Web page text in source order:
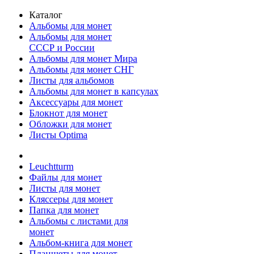
Каталог
Альбомы для монет
Альбомы для монет
СССР и России
Альбомы для монет Мира
Альбомы для монет СНГ
Листы для альбомов
Альбомы для монет в капсулах
Аксессуары для монет
Блокнот для монет
Обложки для монет
Листы Optima
Leuchtturm
Файлы для монет
Листы для монет
Кляссеры для монет
Папка для монет
Альбомы с листами для
монет
Альбом-книга для монет